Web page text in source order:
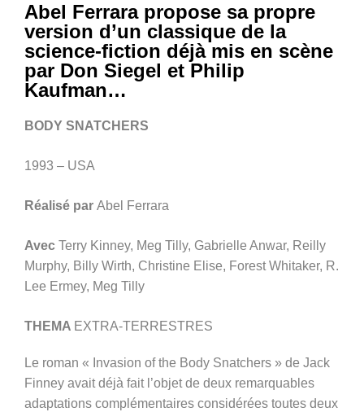
Abel Ferrara propose sa propre
version d’un classique de la
science-fiction déjà mis en scène
par Don Siegel et Philip
Kaufman…
BODY SNATCHERS
1993 – USA
Réalisé par Abel Ferrara
Avec Terry Kinney, Meg Tilly, Gabrielle Anwar, Reilly
Murphy, Billy Wirth, Christine Elise, Forest Whitaker, R.
Lee Ermey, Meg Tilly
THEMA EXTRA-TERRESTRES
Le roman « Invasion of the Body Snatchers » de Jack
Finney avait déjà fait l’objet de deux remarquables
adaptations complémentaires considérées toutes deux